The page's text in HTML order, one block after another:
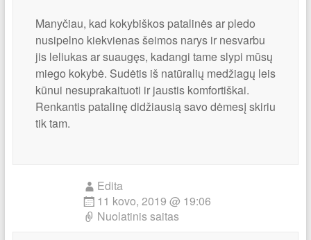
Manyčiau, kad kokybiškos patalinės ar pledo
nusipelno kiekvienas šeimos narys ir nesvarbu
jis leliukas ar suaugęs, kadangi tame slypi mūsų
miego kokybė. Sudėtis iš natūralių medžiagų leis
kūnui nesuprakaituoti ir jaustis komfortiškai.
Renkantis patalinę didžiausią savo dėmesį skiriu
tik tam.
Edita
11 kovo, 2019 @ 19:06
Nuolatinis saitas